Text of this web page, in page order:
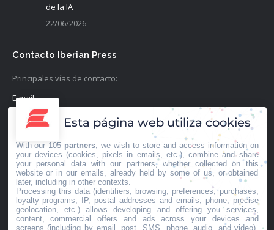
de la IA
22/06/2026
Contacto Iberian Press
Principales vías de contacto:
E-mail:
info@iberianpress.es
+34 911863556
Fax:
+34 911863556
Encuéntranos en:
Facebook
X YouTube
Rss
Esta página web utiliza cookies
With our 105 partners , we wish to store and access information on
your devices (cookies, pixels in emails, etc.), combine and share
your personal data with our partners, whether collected on this
website or in our emails, already held by some of us, or obtained
later, including in other contexts.
Processing this data (identifiers, browsing, preferences, purchases,
loyalty programs, IP, postal addresses and emails, phone, precise
geolocation, etc.) allows developing and offering you services,
content, commercial offers and ads across your devices and
screens (including by email, post, SMS, phone, audio, and video),